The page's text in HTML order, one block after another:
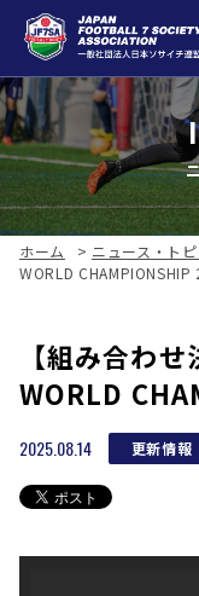
ホーム > ニュース・ト
WORLD CHAMPIONSHIP
【組み合わ
WORLD
2025.08.14 更新情報